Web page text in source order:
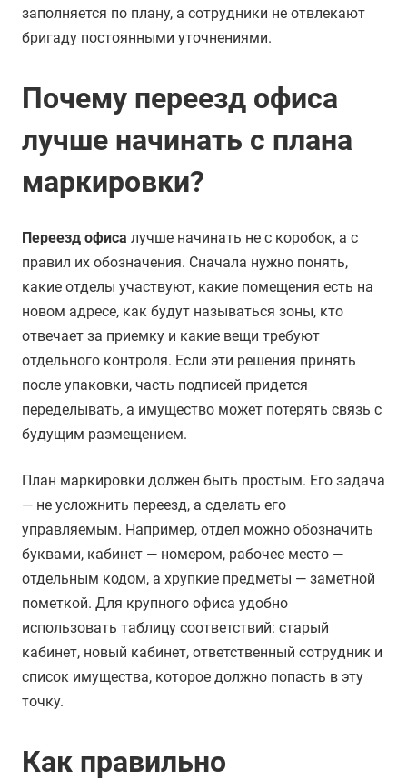
заполняется по плану, а сотрудники не отвлекают
бригаду постоянными уточнениями.
Почему переезд офиса
лучше начинать с плана
маркировки?
Переезд офиса лучше начинать не с коробок, а с
правил их обозначения. Сначала нужно понять,
какие отделы участвуют, какие помещения есть на
новом адресе, как будут называться зоны, кто
отвечает за приемку и какие вещи требуют
отдельного контроля. Если эти решения принять
после упаковки, часть подписей придется
переделывать, а имущество может потерять связь с
будущим размещением.
План маркировки должен быть простым. Его задача
— не усложнить переезд, а сделать его
управляемым. Например, отдел можно обозначить
буквами, кабинет — номером, рабочее место —
отдельным кодом, а хрупкие предметы — заметной
пометкой. Для крупного офиса удобно
использовать таблицу соответствий: старый
кабинет, новый кабинет, ответственный сотрудник и
список имущества, которое должно попасть в эту
точку.
Как правильно